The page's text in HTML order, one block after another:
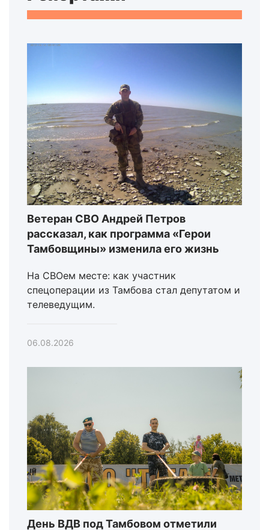
Ветеран СВО Андрей Петров
рассказал, как программа «Герои
Тамбовщины» изменила его жизнь
На СВОем месте: как участник
спецоперации из Тамбова стал депутатом и
телеведущим.
06.08.2026
День ВДВ под Тамбовом отметили